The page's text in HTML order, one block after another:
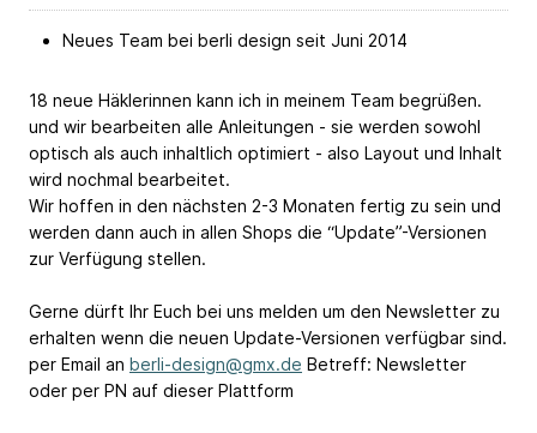
Neues Team bei berli design seit Juni 2014
18 neue Häklerinnen kann ich in meinem Team begrüßen.
und wir bearbeiten alle Anleitungen - sie werden sowohl
optisch als auch inhaltlich optimiert - also Layout und Inhalt
wird nochmal bearbeitet.
Wir hoffen in den nächsten 2-3 Monaten fertig zu sein und
werden dann auch in allen Shops die “Update”-Versionen
zur Verfügung stellen.
Gerne dürft Ihr Euch bei uns melden um den Newsletter zu
erhalten wenn die neuen Update-Versionen verfügbar sind.
per Email an berli-design@gmx.de Betreff: Newsletter
oder per PN auf dieser Plattform